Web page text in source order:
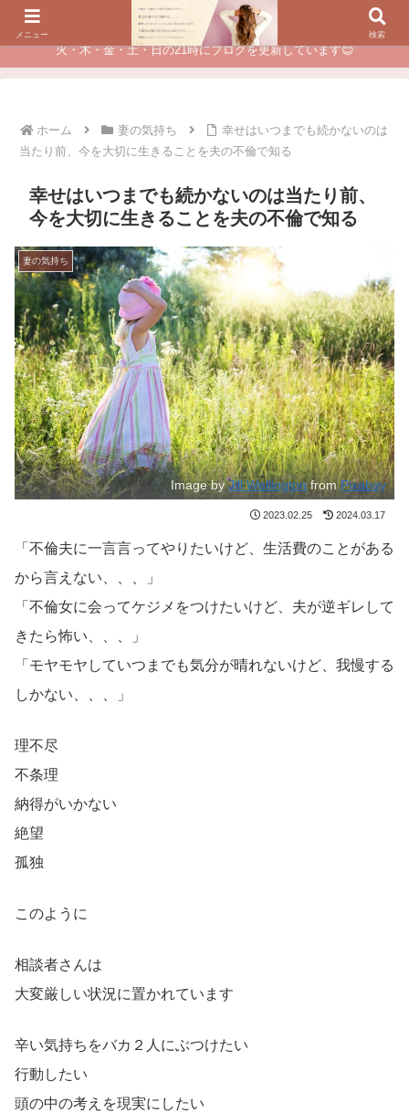
夫に不倫されたつらい経験が、あなたのチャンスに変わるカウンセリング
火・木・金・土・日の21時にブログを更新しています😊
ホーム 妻の気持ち
幸せはいつまでも続かないのは
当たり前、今を大切に生きることを夫の不倫で知る
幸せはいつまでも続かないのは当たり前、
今を大切に生きることを夫の不倫で知る
妻の気持ち
Image byJill WellingtonfromPixabay
2023.02.25 2024.03.17
「不倫夫に一言言ってやりたいけど、生活費のことがある
から言えない、、、」
「不倫女に会ってケジメをつけたいけど、夫が逆ギレして
きたら怖い、、、」
「モヤモヤしていつまでも気分が晴れないけど、我慢する
しかない、、、」
理不尽
不条理
納得がいかない
絶望
孤独
このように
相談者さんは
大変厳しい状況に置かれています
辛い気持ちをバカ２人にぶつけたい
行動したい
頭の中の考えを現実にしたい
メニュー 検索